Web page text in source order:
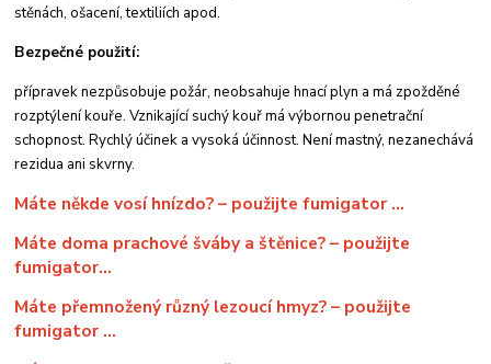
stěnách, ošacení, textiliích apod.
Bezpečné použití:
přípravek nezpůsobuje požár, neobsahuje hnací plyn a má zpožděné
rozptýlení kouře. Vznikající suchý kouř má výbornou penetrační
schopnost. Rychlý účinek a vysoká účinnost. Není mastný, nezanechává
rezidua ani skvrny.
Máte někde vosí hnízdo? – použijte fumigator ...
Máte doma prachové šváby a štěnice? – použijte
fumigator…
Máte přemnožený různý lezoucí hmyz? – použijte
fumigator ...